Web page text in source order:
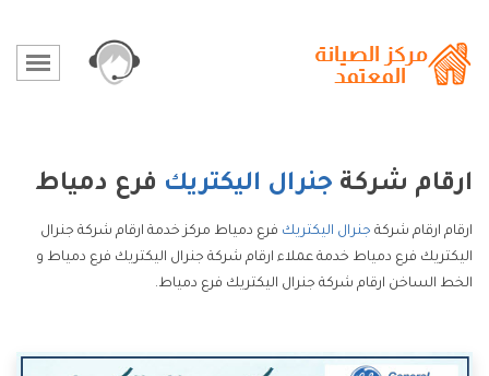
ارقام شركة جنرال اليكتريك فرع دمياط
ارقام ارقام شركة جنرال اليكتريك فرع دمياط مركز خدمة ارقام شركة جنرال
اليكتريك فرع دمياط خدمة عملاء ارقام شركة جنرال اليكتريك فرع دمياط و
الخط الساخن ارقام شركة جنرال اليكتريك فرع دمياط.